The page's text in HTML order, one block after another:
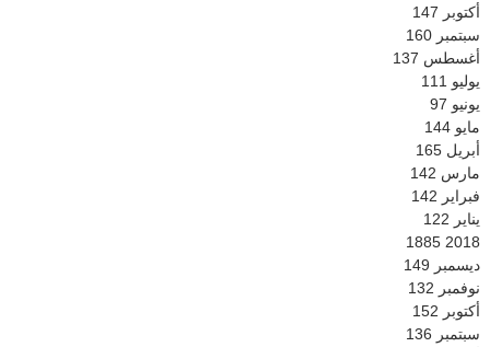
أكتوبر 147
سبتمبر 160
أغسطس 137
يوليو 111
يونيو 97
مايو 144
أبريل 165
مارس 142
فبراير 142
يناير 122
2018
1885
ديسمبر 149
نوفمبر 132
أكتوبر 152
سبتمبر 136